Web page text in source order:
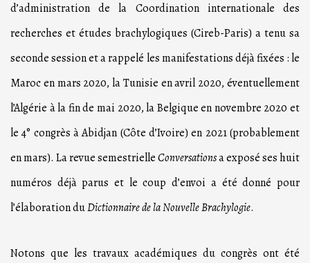
d’administration de la Coordination internationale des
recherches et études brachylogiques (Cireb-Paris) a tenu sa
seconde session et a rappelé les manifestations déjà fixées : le
Maroc en mars 2020, la Tunisie en avril 2020, éventuellement
l’Algérie à la fin de mai 2020, la Belgique en novembre 2020 et
le 4° congrès à Abidjan (Côte d’Ivoire) en 2021 (probablement
en mars). La revue semestrielleConversationsa exposé ses huit
numéros déjà parus et le coup d’envoi a été donné pour
l’élaboration duDictionnaire de la Nouvelle Brachylogie.
Notons que les travaux académiques du congrès ont été